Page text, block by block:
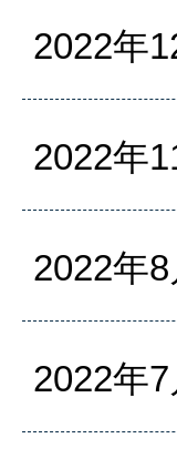
2022年
2022年
2022年8
2022年7